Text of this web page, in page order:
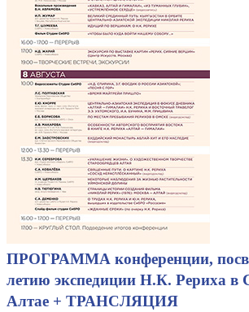
ПРОГРАММА конференции,
летию экспедиции Н.К. Рериха в
Алтае + ТРАНСЛЯЦИЯ